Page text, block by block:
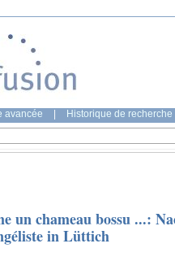
avancée Historique de recherche
un chameau bossu ...:
in Lüttich